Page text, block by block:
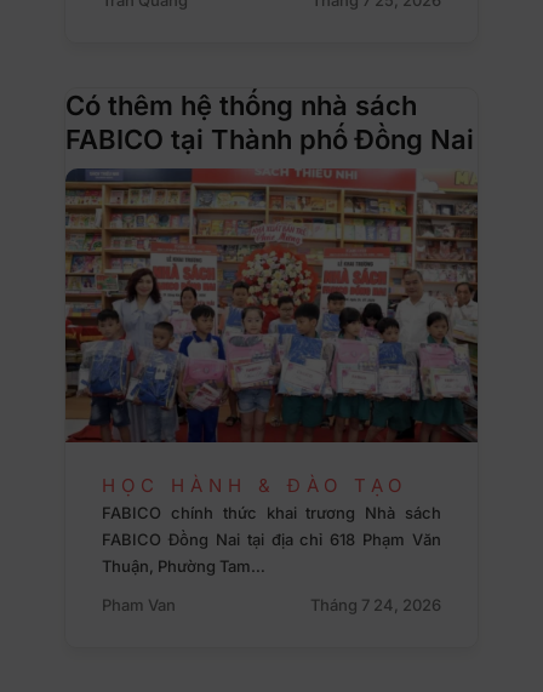
Có thêm hệ thống nhà sách
FABICO tại Thành phố Đồng Nai
HỌC HÀNH & ĐÀO TẠO
FABICO chính thức khai trương Nhà sách
FABICO Đồng Nai tại địa chỉ 618 Phạm Văn
Thuận, Phường Tam…
Pham Van
Tháng 7 24, 2026